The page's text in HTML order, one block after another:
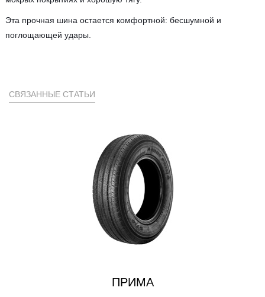
Эта прочная шина остается комфортной: бесшумной и
поглощающей удары.
СВЯЗАННЫЕ СТАТЬИ
ПРИМА